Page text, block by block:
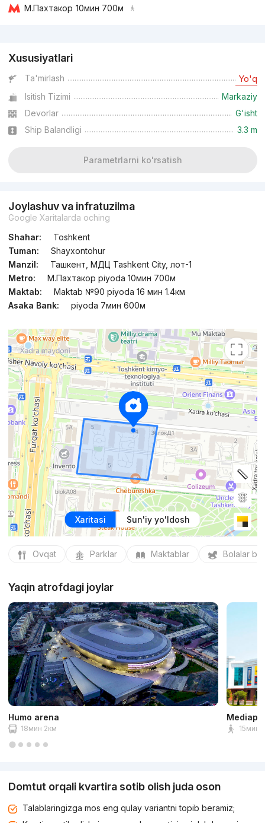
М.Пахтакор 10мин 700м
Xususiyatlari
Ta'mirlash Yo'q
Isitish Tizimi
Markaziy
Devorlar
G'isht
Ship Balandligi
3.3 m
Parametrlarni ko'rsatish
Joylashuv va infratuzilma
Google Xaritalarda oching
Shahar:
Toshkent
Tuman:
Shayxontohur
Manzil:
Ташкент, МДЦ Tashkent City, лот-1
Metro:
М.Пахтакор piyoda 10мин 700м
Maktab:
Maktab №90 piyoda 16 мин 1.4км
Asaka Bank:
piyoda 7мин 600м
Xaritasi Sun'iy yo'ldosh
Ovqat Parklar Maktablar Bolalar
Yaqin atrofdagi joylar
Humo arena
18мин 2км 15мин
Domtut orqali kvartira sotib olish juda oson
Talablaringizga mos eng qulay variantni topib beramiz;